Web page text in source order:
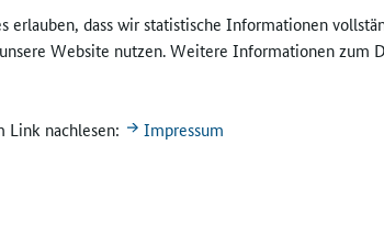
dass wir statistische Informationen
Website nutzen. Weitere Informationen zum
Link nachlesen: Impressum
Das gleiche haben wir dann mit den
Unterricht gemacht und jetzt mit den
Ganztag.“
und die Schulen würden merken,
Vielmehr hätten die Inspekteure
Standort kennenzulernen und eine